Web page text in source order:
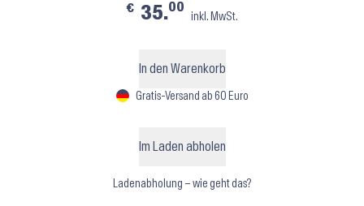
€ 35.00
inkl. MwSt.
In den Warenkorb
Gratis-Versand ab 60 Euro
Im Laden abholen
Ladenabholung – wie geht das?